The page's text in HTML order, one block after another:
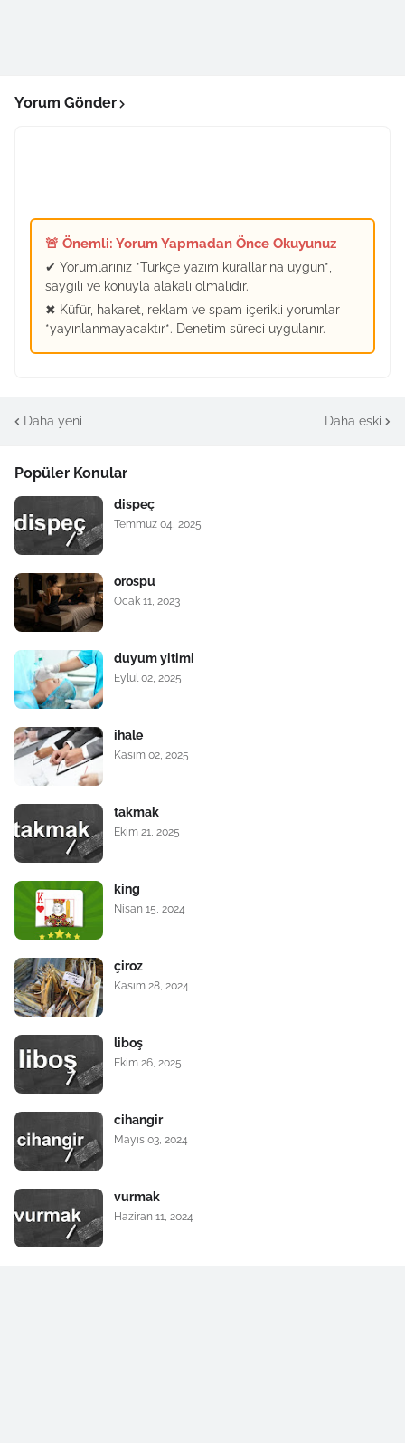
Yorum Gönder
🚨 Önemli: Yorum Yapmadan Önce Okuyunuz
✔ Yorumlarınız *Türkçe yazım kurallarına uygun*,
saygılı ve konuyla alakalı olmalıdır.
✖ Küfür, hakaret, reklam ve spam içerikli yorumlar
*yayınlanmayacaktır*. Denetim süreci uygulanır.
Daha yeni Daha eski
Popüler Konular
dispeç
Temmuz 04, 2025
orospu
Ocak 11, 2023
duyum yitimi
Eylül 02, 2025
ihale
Kasım 02, 2025
takmak
Ekim 21, 2025
king
Nisan 15, 2024
çiroz
Kasım 28, 2024
liboş
Ekim 26, 2025
cihangir
Mayıs 03, 2024
vurmak
Haziran 11, 2024